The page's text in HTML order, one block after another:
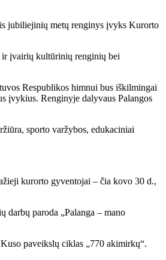
jubiliejinių metų renginys įvyks Kurorto
ir įvairių kultūrinių renginių bei
Respublikos himnui bus iškilmingai
įvykius. Renginyje dalyvaus Palangos
sporto varžybos, edukaciniai
kurorto gyventojai – čia kovo 30 d.,
darbų paroda „Palanga – mano
paveikslų ciklas „770 akimirkų“.